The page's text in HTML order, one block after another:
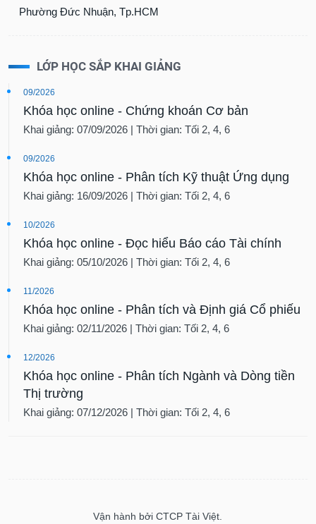
Phường Đức Nhuận, Tp.HCM
LỚP HỌC SẮP KHAI GIẢNG
09/2026
Khóa học online - Chứng khoán Cơ bản
Khai giảng: 07/09/2026 | Thời gian: Tối 2, 4, 6
09/2026
Khóa học online - Phân tích Kỹ thuật Ứng dụng
Khai giảng: 16/09/2026 | Thời gian: Tối 2, 4, 6
10/2026
Khóa học online - Đọc hiểu Báo cáo Tài chính
Khai giảng: 05/10/2026 | Thời gian: Tối 2, 4, 6
11/2026
Khóa học online - Phân tích và Định giá Cổ phiếu
Khai giảng: 02/11/2026 | Thời gian: Tối 2, 4, 6
12/2026
Khóa học online - Phân tích Ngành và Dòng tiền
Thị trường
Khai giảng: 07/12/2026 | Thời gian: Tối 2, 4, 6
Vận hành bởi CTCP Tài Việt.